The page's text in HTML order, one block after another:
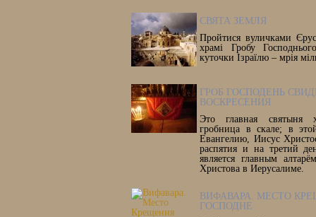
СВЯТА ЗЕМЛЯ
Пройтися вуличками
храмі Гробу
куточки Ізраїлю – мрія
ГРОБ ГОСПОДЕНЬ
ВОСКРЕСЕНИЯ
Это главная святыня
гробница в скале; в
Евангелию, Иисус
распятия и на третий
является главным
Христова в Иерусалиме.
ВИФАВАРА. МЕСТО
ГОСПОДНЕ